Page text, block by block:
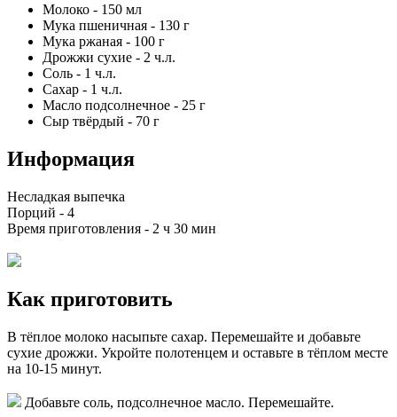
Молоко - 150 мл
Мука пшеничная - 130 г
Мука ржаная - 100 г
Дрожжи сухие - 2 ч.л.
Соль - 1 ч.л.
Сахар - 1 ч.л.
Масло подсолнечное - 25 г
Сыр твёрдый - 70 г
Информация
Несладкая выпечка
Порций - 4
Время приготовления - 2 ч 30 мин
Как приготовить
В тёплое молоко насыпьте сахар. Перемешайте и добавьте
сухие дрожжи. Укройте полотенцем и оставьте в тёплом месте
на 10-15 минут.
Добавьте соль, подсолнечное масло. Перемешайте.